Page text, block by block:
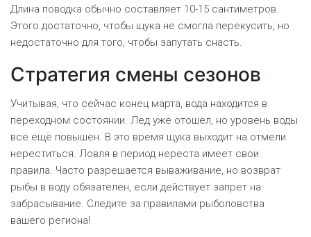
Длина поводка обычно составляет 10-15 сантиметров.
Этого достаточно, чтобы щука не смогла перекусить, но
недостаточно для того, чтобы запутать снасть.
Стратегия смены сезонов
Учитывая, что сейчас конец марта, вода находится в
переходном состоянии. Лед уже отошел, но уровень воды
всё ещё повышен. В это время щука выходит на отмели
нереститься. Ловля в период нереста имеет свои
правила. Часто разрешается вываживание, но возврат
рыбы в воду обязателен, если действует запрет на
забрасывание. Следите за правилами рыболовства
вашего региона!